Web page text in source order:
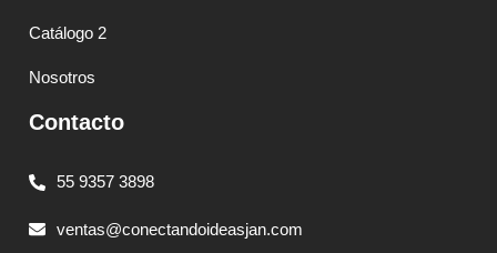
Catálogo 2
Nosotros
Contacto
55 9357 3898
ventas@conectandoideasjan.com